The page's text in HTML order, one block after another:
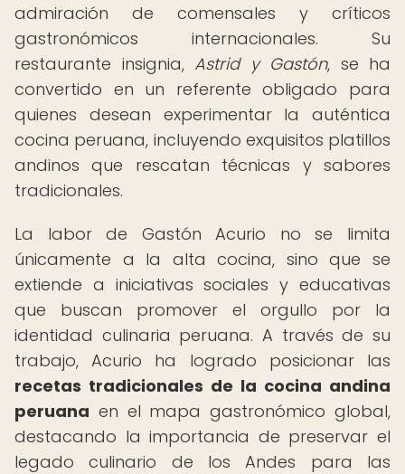
admiración de comensales y críticos
gastronómicos internacionales. Su
restaurante insignia, Astrid y Gastón, se ha
convertido en un referente obligado para
quienes desean experimentar la auténtica
cocina peruana, incluyendo exquisitos platillos
andinos que rescatan técnicas y sabores
tradicionales.
La labor de Gastón Acurio no se limita
únicamente a la alta cocina, sino que se
extiende a iniciativas sociales y educativas
que buscan promover el orgullo por la
identidad culinaria peruana. A través de su
trabajo, Acurio ha logrado posicionar las
recetas tradicionales de la cocina andina
peruana en el mapa gastronómico global,
destacando la importancia de preservar el
legado culinario de los Andes para las